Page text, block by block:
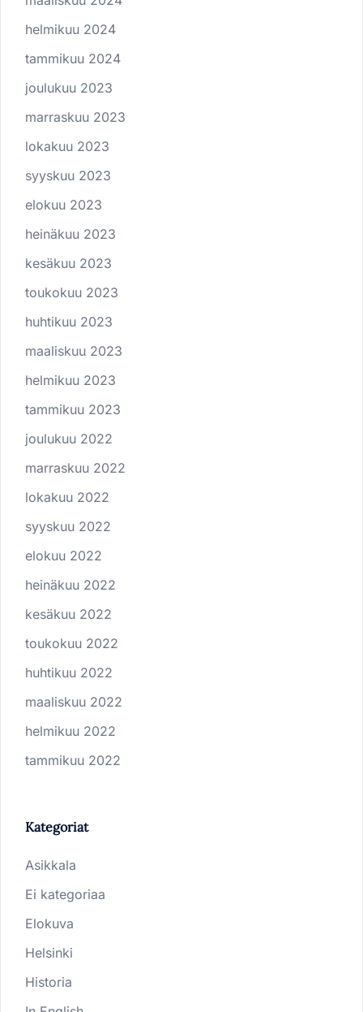
helmikuu 2024
tammikuu 2024
joulukuu 2023
marraskuu 2023
lokakuu 2023
syyskuu 2023
elokuu 2023
heinäkuu 2023
kesäkuu 2023
toukokuu 2023
huhtikuu 2023
maaliskuu 2023
helmikuu 2023
tammikuu 2023
joulukuu 2022
marraskuu 2022
lokakuu 2022
syyskuu 2022
elokuu 2022
heinäkuu 2022
kesäkuu 2022
toukokuu 2022
huhtikuu 2022
maaliskuu 2022
helmikuu 2022
tammikuu 2022
Kategoriat
Asikkala
Ei kategoriaa
Elokuva
Helsinki
Historia